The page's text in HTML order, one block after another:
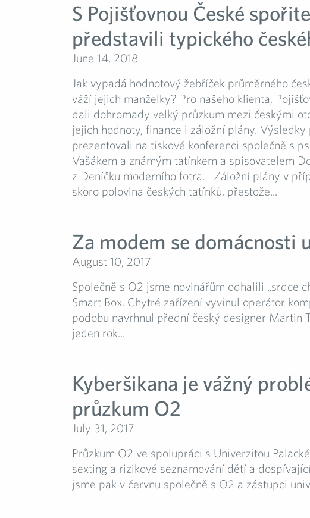
S Pojišťovnou České
představili typického
June 14, 2018
Jak vypadá hodnotový žebříček průměrného
váží jejich manželky? Pro našeho klienta,
dali dohromady velký průzkum mezi českými
jejich hodnoty, finance i záložní plány.
prezentovali na tiskové konferenci společně s
Vašákem a známým tatínkem a spisovatelem
z Deníčku moderního fotra. Záložní plány v
skoro polovina českých tatínků, přestože...
Za modem se domácnosti
August 10, 2017
Společně s O2 jsme novinářům odhalili „srdce
Smart Box. Chytré zařízení vyvinul operátor
podobu navrhnul přední český designer Martin
jeden rok...
Kyberšikana je vážný
průzkum O2
July 31, 2017
Průzkum O2 ve spolupráci s Univerzitou
sexting a rizikové seznamování dětí a
jsme pak v červnu společně s O2 a zástupci